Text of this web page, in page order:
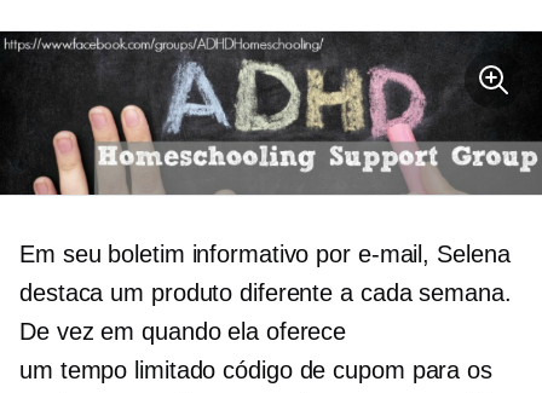
Em seu boletim informativo por e-mail, Selena
destaca um produto diferente a cada semana.
De vez em quando ela oferece
um tempo limitado código de cupom para os